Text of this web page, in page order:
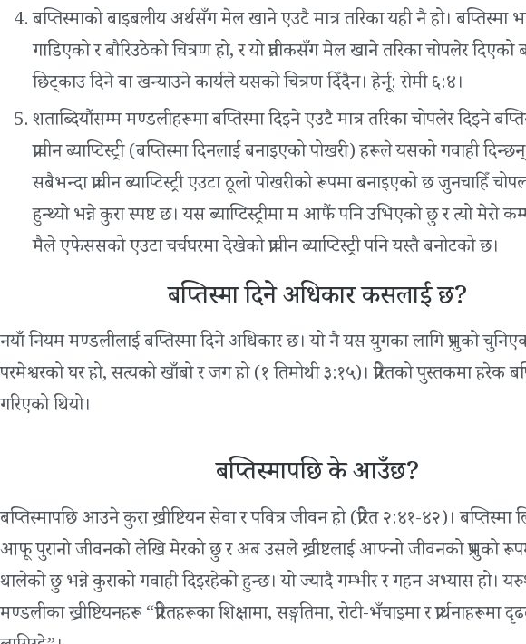
बप्तिस्माको बाइबलीय अर्थसँग मेल खाने एउटै मात्र तरिका यही नै हो। बप्‍तिस्मा
गाडिएको र बौरिउठेको चित्रण हो, र यो प्रतीकसँग मेल खाने तरिका चोपलेर दिएको
छिट्काउ दिने वा खन्याउने कार्यले यसको चित्रण दिँदैन। हेर्नू: रोमी ६:४।
शताब्दियौंसम्म मण्डलीहरूमा बप्तिस्मा दिइने एउटै मात्र तरिका चोपलेर दिइने
प्राचीन ब्याप्टिस्ट्री (बप्तिस्मा दिनलाई बनाइएको पोखरी) हरूले यसको गवाही
सबैभन्दा प्राचीन ब्याप्टिस्ट्री एउटा ठूलो पोखरीको रूपमा बनाइएको छ जुनचाहिँ
हुन्थ्यो भन्ने कुरा स्पष्ट छ। यस ब्याप्टिस्ट्रीमा म आफैं पनि उभिएको छु र त्यो मेरो
मैले एफेससको एउटा चर्चघरमा देखेको प्राचीन ब्याप्टिस्ट्री पनि यस्तै बनोटको छ।
बप्तिस्मा दिने अधिकार कसलाई छ?
नयाँ नियम मण्डलीलाई बप्तिस्मा दिने अधिकार छ। यो नै यस युगका लागि प्रभुको
परमेश्वरको घर हो, सत्यको खाँबो र जग हो (१ तिमोथी ३:१५)। प्रेरितको पुस्तकमा हरेक
गरिएको थियो।
बप्तिस्मापछि के आउँछ?
बप्तिस्मापछि आउने कुरा ख्रीष्टियन सेवा र पवित्र जीवन हो (प्रेरित २:४१-४२)।
आफू पुरानो जीवनको लेखि मेरको छु र अब उसले ख्रीष्टलाई आफ्नो जीवनको प्रभुको
थालेको छु भन्ने कुराको गवाही दिइरहेको हुन्छ। यो ज्यादै गम्भीर र गहन अभ्यास हो।
मण्डलीका ख्रीष्टियनहरू “प्रेरितहरूका शिक्षामा, सङ्गतिमा, रोटी-भँचाइमा र प्रार्थनाहरूमा